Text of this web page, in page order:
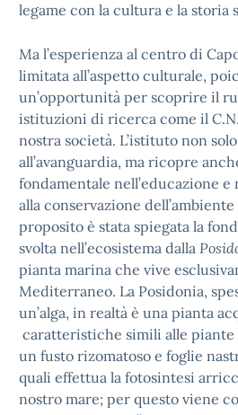
legame con la cultura e la storia
Ma l’esperienza al centro di
limitata all’aspetto culturale,
un’opportunità per scoprire il
istituzioni di ricerca come il
nostra società. L’istituto non
all’avanguardia, ma ricopre
fondamentale nell’educazione e
alla conservazione
proposito è stata spiegata la
svolta nell’ecosistema dalla
pianta marina che vive
Mediterraneo. La Posidonia,
un’alga, in realtà è una pianta
caratteristiche simili alle
un fusto rizomatoso e foglie
quali effettua la fotosintesi
nostro mare; per questo viene